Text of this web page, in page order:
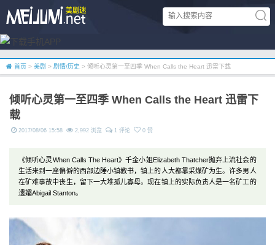
首页 > 美剧 > 剧情/历史 > 倾听心灵第一至四季 When Calls the Heart 迅雷下载
倾听心灵第一至四季 When Calls the Heart 迅雷下
载
2017/08/06 15:58 2,992 浏览 1 评论 0 赞
《倾听心灵When Calls The Heart》千金小姐Elizabeth Thatcher抛弃上流社会的
生活来到一座偏僻的西部边陲小镇教书，镇上的人大都靠采煤矿为生。许多男人
在矿难事故中丧生，留下一大堆孤儿寡母。现在镇上的实际负责人是一名矿工的
遗孀Abigail Stanton。